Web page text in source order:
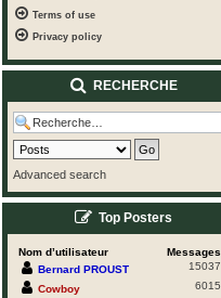
Terms of use
Privacy policy
RECHERCHE
Advanced search
Top Posters
Nom d’utilisateur
Messages
Bernard PROUST
15037
Cowboy
6015